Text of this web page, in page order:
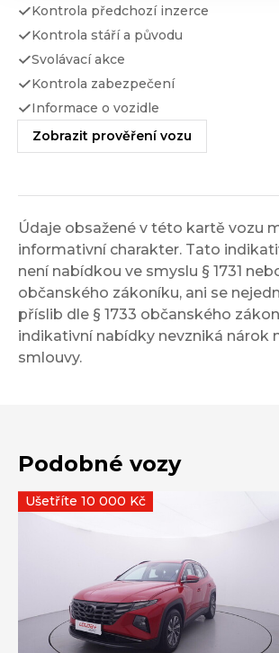
Kontrola předchozí inzerce
Kontrola stáří a původu
Svolávací akce
Kontrola zabezpečení
Informace o vozidle
Zobrazit prověření vozu
Údaje obsažené v této kartě vozu
informativní charakter. Tato
není nabídkou ve smyslu § 1731
občanského zákoníku, ani se
příslib dle § 1733 občanského
indikativní nabídky nevzniká nárok
smlouvy.
Podobné vozy
Ušetříte 10 000 Kč